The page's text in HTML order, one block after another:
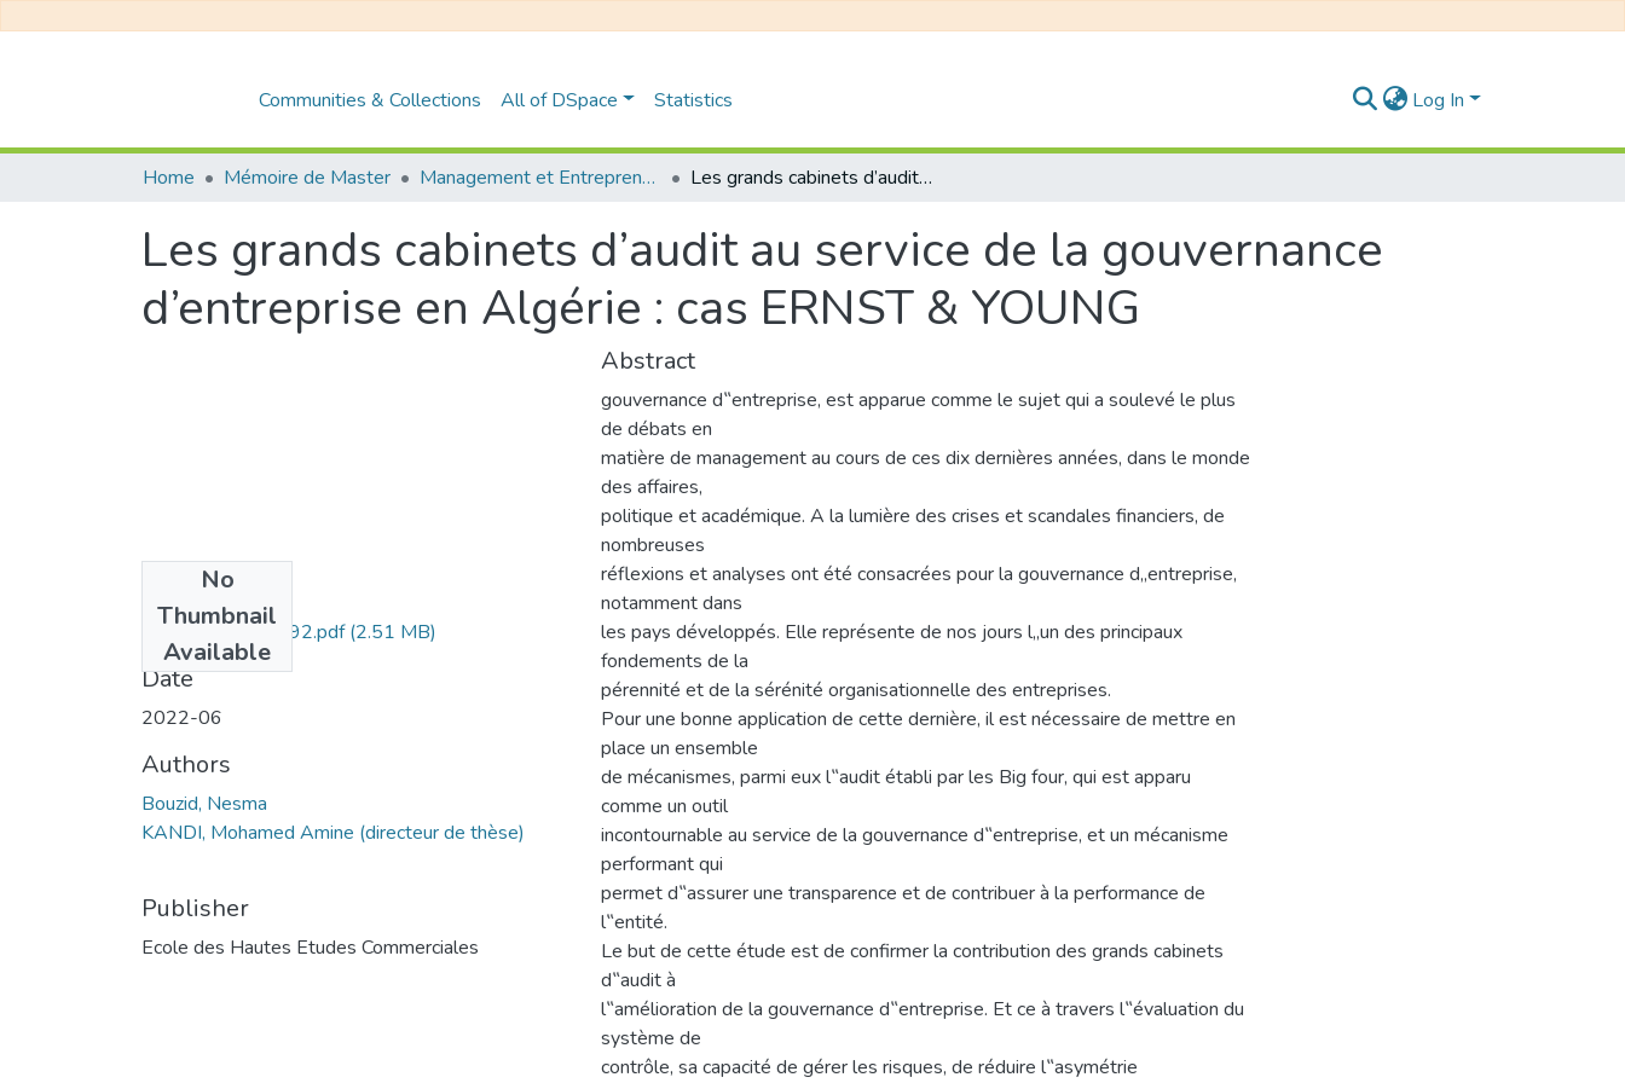
Communities & Collections All of DSpace Statistics Log In
Home Mémoire de Master Management et Entrepreneuriat Les grands cabinets d’audit au service de la gouvernance d’entreprise en Algérie : cas ERNST & YOUNG
Les grands cabinets d’audit au service de la gouvernance
d’entreprise en Algérie : cas ERNST & YOUNG
No
Thumbnail
Available
Bouzid Nesma -092.pdf(2.51 MB)
Date
2022-06
Authors
Bouzid, Nesma
KANDI, Mohamed Amine (directeur de thèse)
Publisher
Ecole des Hautes Etudes Commerciales
Abstract
gouvernance d‟entreprise, est apparue comme le sujet qui a soulevé le plus
de débats en
matière de management au cours de ces dix dernières années, dans le monde
des affaires,
politique et académique. A la lumière des crises et scandales financiers, de
nombreuses
réflexions et analyses ont été consacrées pour la gouvernance d„entreprise,
notamment dans
les pays développés. Elle représente de nos jours l„un des principaux
fondements de la
pérennité et de la sérénité organisationnelle des entreprises.
Pour une bonne application de cette dernière, il est nécessaire de mettre en
place un ensemble
de mécanismes, parmi eux l‟audit établi par les Big four, qui est apparu
comme un outil
incontournable au service de la gouvernance d‟entreprise, et un mécanisme
performant qui
permet d‟assurer une transparence et de contribuer à la performance de
l‟entité.
Le but de cette étude est de confirmer la contribution des grands cabinets
d‟audit à
l‟amélioration de la gouvernance d‟entreprise. Et ce à travers l‟évaluation du
système de
contrôle, sa capacité de gérer les risques, de réduire l‟asymétrie